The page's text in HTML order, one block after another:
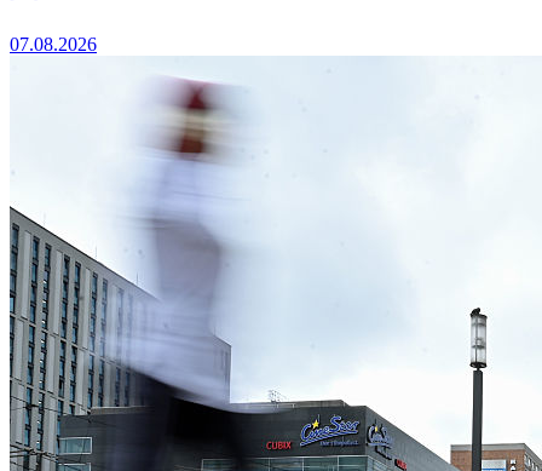
07.08.2026